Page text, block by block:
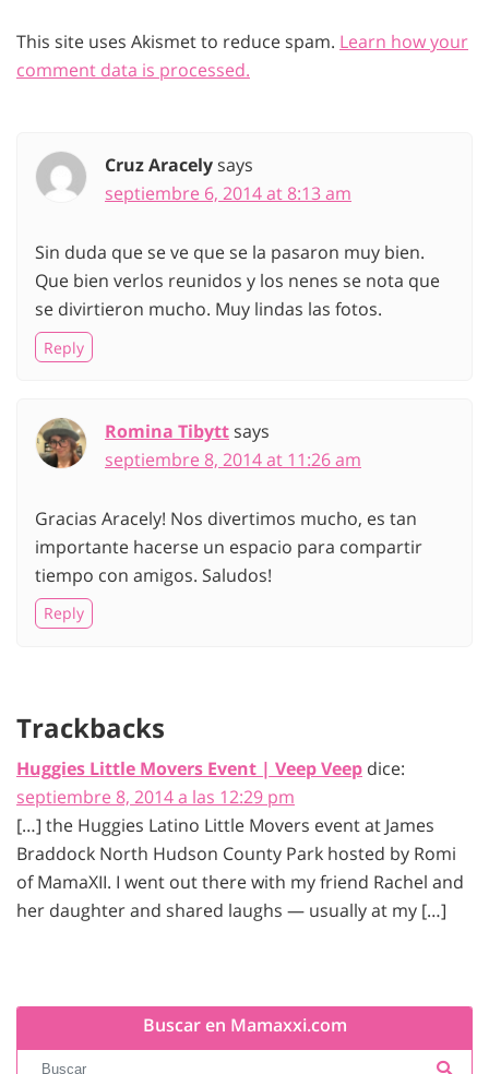
This site uses Akismet to reduce spam. Learn how your
comment data is processed.
Cruz Aracelysays
septiembre 6, 2014 at 8:13 am
Sin duda que se ve que se la pasaron muy bien.
Que bien verlos reunidos y los nenes se nota que
se divirtieron mucho. Muy lindas las fotos.
Reply
Romina Tibyttsays
septiembre 8, 2014 at 11:26 am
Gracias Aracely! Nos divertimos mucho, es tan
importante hacerse un espacio para compartir
tiempo con amigos. Saludos!
Reply
Trackbacks
Huggies Little Movers Event | Veep Veep dice:
septiembre 8, 2014 a las 12:29 pm
[…] the Huggies Latino Little Movers event at James
Braddock North Hudson County Park hosted by Romi
of MamaXII. I went out there with my friend Rachel and
her daughter and shared laughs — usually at my […]
Buscar en Mamaxxi.com